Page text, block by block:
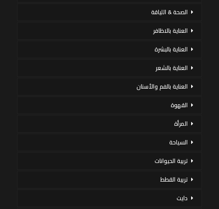
الصحة & اللياقة
العناية بالاظافر
العناية بالبشرة
العناية بالشعر
العناية بالفم والأسنان
القهوة
المرأة
السياحة
تربية الحيوانات
تربية القطط
دايت